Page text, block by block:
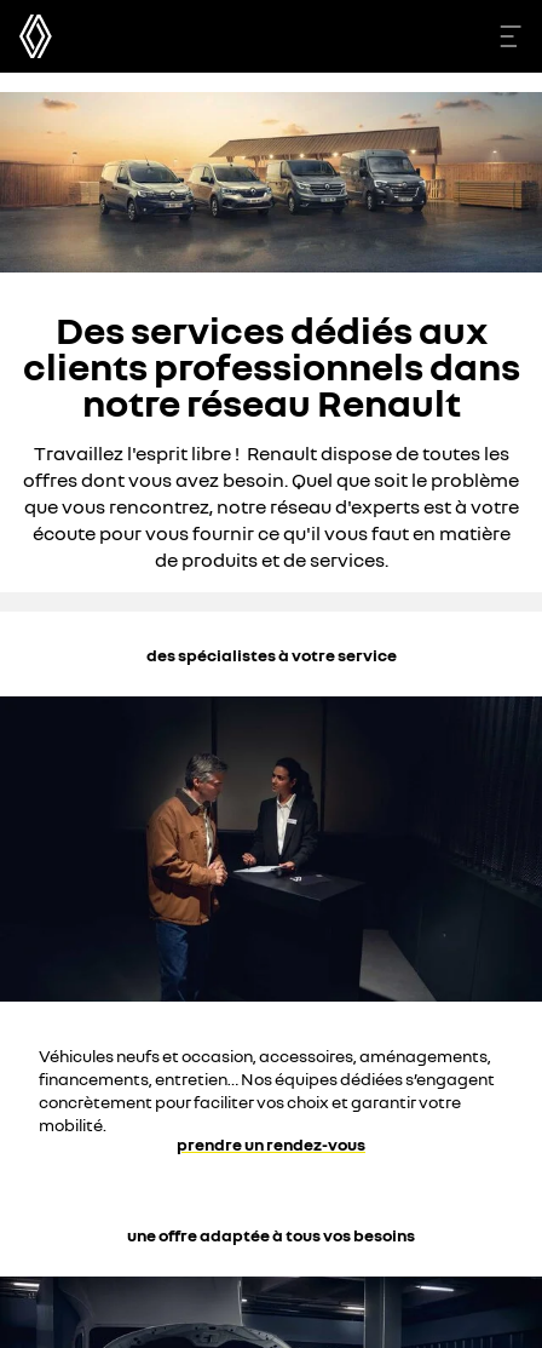
Des services dédiés aux
clients professionnels dans
notre réseau Renault
Travaillez l'esprit libre ! Renault dispose de toutes les
offres dont vous avez besoin. Quel que soit le problème
que vous rencontrez, notre réseau d'experts est à votre
écoute pour vous fournir ce qu'il vous faut en matière
de produits et de services.
des spécialistes à votre service
Véhicules neufs et occasion, accessoires, aménagements,
financements, entretien… Nos équipes dédiées s’engagent
concrètement pour faciliter vos choix et garantir votre
mobilité.
prendre un rendez-vous
une offre adaptée à tous vos besoins